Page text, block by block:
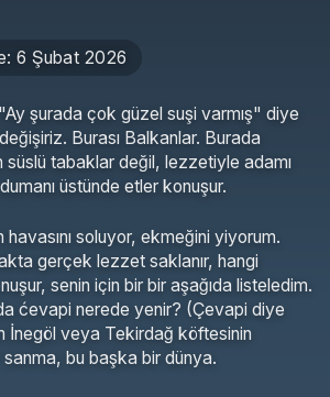
6 Şubat 2026
şurada çok güzel suşi varmış" diye
Burası Balkanlar. Burada
süslü tabaklar değil, lezzetiyle adamı
üstünde etler konuşur.
havasını soluyor, ekmeğini yiyorum.
gerçek lezzet saklanır, hangi
senin için bir bir aşağıda listeledim.
ćevapi nerede yenir? (Çevapi diye
İnegöl veya Tekirdağ köftesinin
bu başka bir dünya.